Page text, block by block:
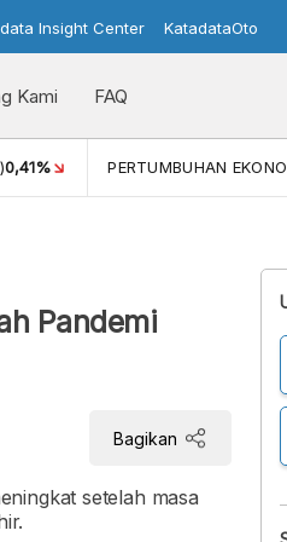
Insight Center KatadataOto
Kami FAQ
PERTUMBUHAN EKONOMI
Pandemi
Bagikan
setelah masa